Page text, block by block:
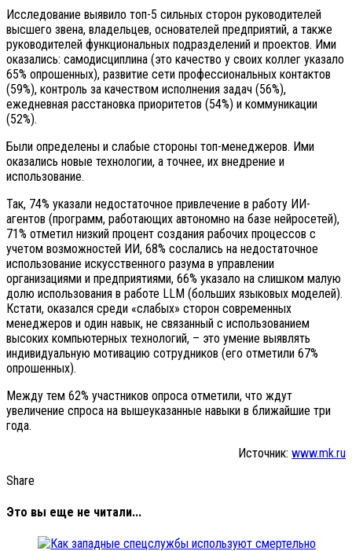
Исследование выявило топ-5 сильных сторон руководителей
высшего звена, владельцев, основателей предприятий, а также
руководителей функциональных подразделений и проектов. Ими
оказались: самодисциплина (это качество у своих коллег указало
65% опрошенных), развитие сети профессиональных контактов
(59%), контроль за качеством исполнения задач (56%),
ежедневная расстановка приоритетов (54%) и коммуникации
(52%).
Были определены и слабые стороны топ-менеджеров. Ими
оказались новые технологии, а точнее, их внедрение и
использование.
Так, 74% указали недостаточное привлечение в работу ИИ-
агентов (программ, работающих автономно на базе нейросетей),
71% отметил низкий процент создания рабочих процессов с
учетом возможностей ИИ, 68% сослались на недостаточное
использование искусственного разума в управлении
организациями и предприятиями, 66% указало на слишком малую
долю использования в работе LLM (больших языковых моделей).
Кстати, оказался среди «слабых» сторон современных
менеджеров и один навык, не связанный с использованием
высоких компьютерных технологий, – это умение выявлять
индивидуальную мотивацию сотрудников (его отметили 67%
опрошенных).
Между тем 62% участников опроса отметили, что ждут
увеличение спроса на вышеуказанные навыки в ближайшие три
года.
Источник: www.mk.ru
Share
Это вы еще не читали...